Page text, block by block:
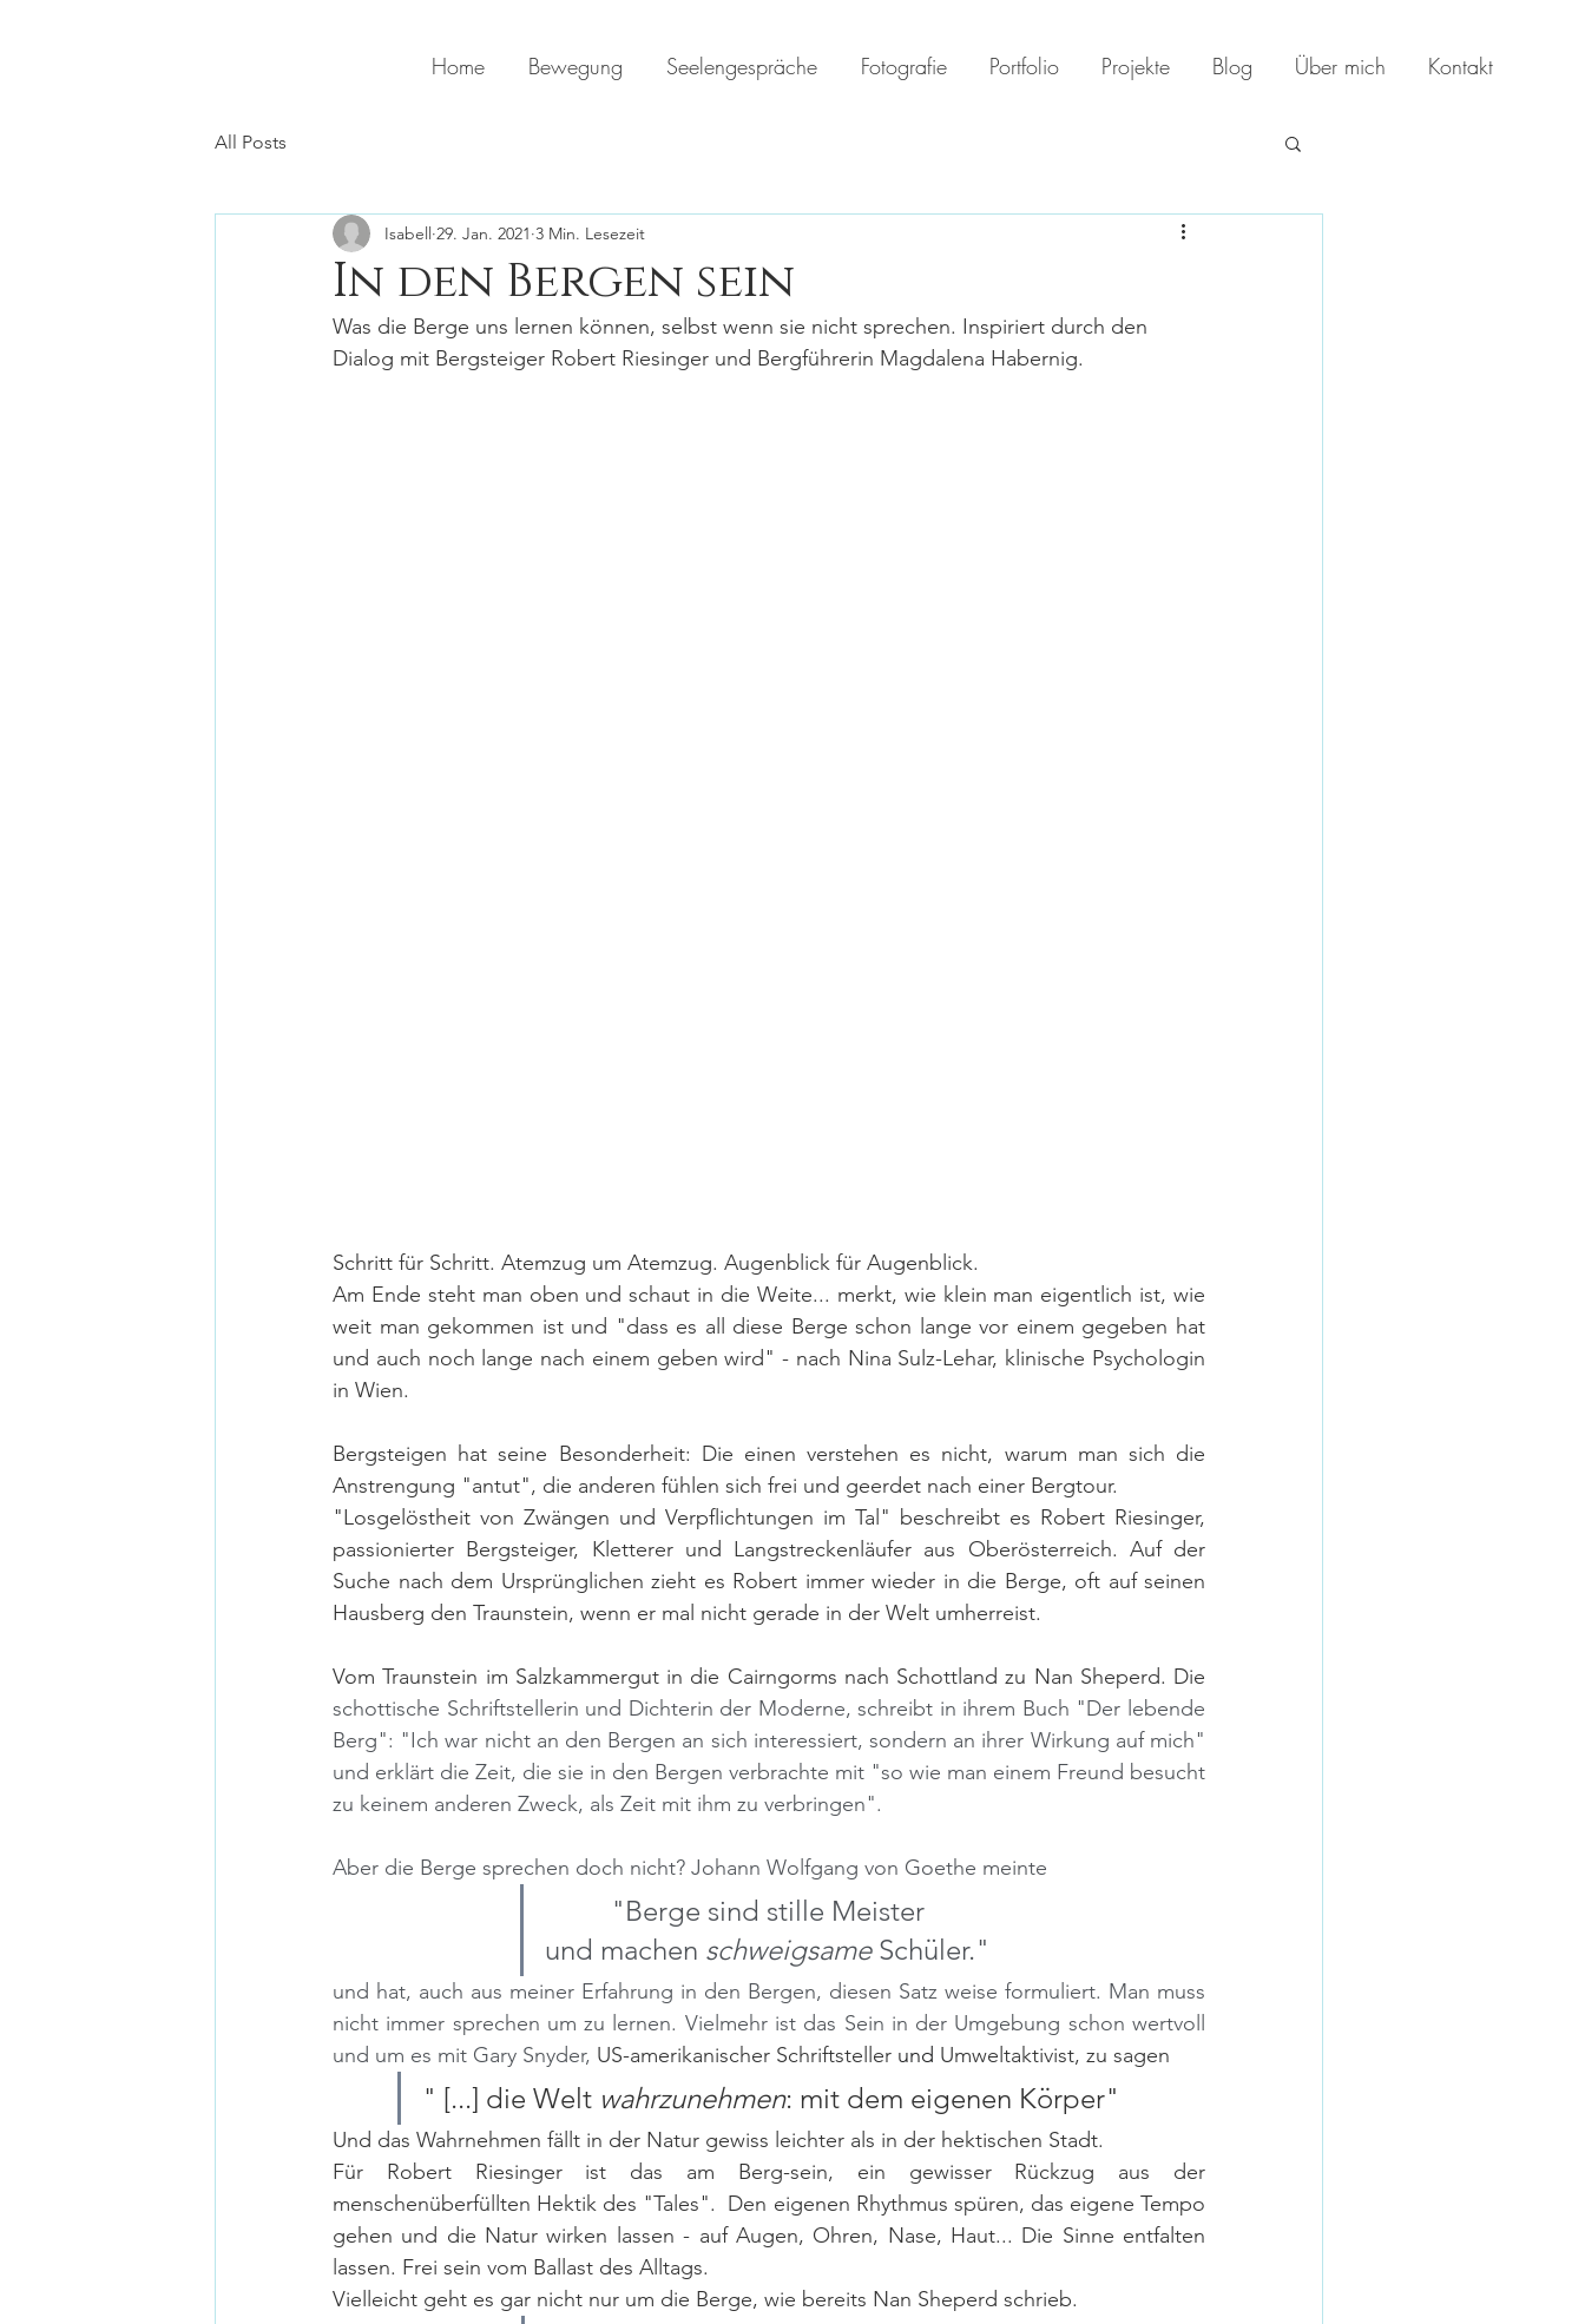
Home Bewegung Seelengespräche Fotografie Portfolio Projekte Blog Über mich Kontakt
All Posts
In den Bergen sein
Isabell 29. Jan. 2021 3 Min. Lesezeit
Was die Berge uns lernen können, selbst wenn sie nicht sprechen. Inspiriert durch den
Dialog mit Bergsteiger Robert Riesinger und Bergführerin Magdalena Habernig.
Schritt für Schritt. Atemzug um Atemzug. Augenblick für Augenblick.
Am Ende steht man oben und schaut in die Weite... merkt, wie klein man eigentlich ist, wie
weit man gekommen ist und "dass es all diese Berge schon lange vor einem gegeben hat
und auch noch lange nach einem geben wird" - nach Nina Sulz-Lehar, klinische Psychologin
in Wien.
Bergsteigen hat seine Besonderheit: Die einen verstehen es nicht, warum man sich die
Anstrengung "antut", die anderen fühlen sich frei und geerdet nach einer Bergtour.
"Losgelöstheit von Zwängen und Verpflichtungen im Tal" beschreibt es Robert Riesinger,
passionierter Bergsteiger, Kletterer und Langstreckenläufer aus Oberösterreich. Auf der
Suche nach dem Ursprünglichen zieht es Robert immer wieder in die Berge, oft auf seinen
Hausberg den Traunstein, wenn er mal nicht gerade in der Welt umherreist.
schottische Schriftstellerin und Dichterin der Moderne, schreibt in ihrem Buch "Der lebende
Berg": "Ich war nicht an den Bergen an sich interessiert, sondern an ihrer Wirkung auf mich"
und erklärt die Zeit, die sie in den Bergen verbrachte mit "so wie man einem Freund besucht
zu keinem anderen Zweck, als Zeit mit ihm zu verbringen".
Aber die Berge sprechen doch nicht? Johann Wolfgang von Goethe meinte
"Berge sind stille Meister
und machen schweigsame Schüler."
und hat, auch aus meiner Erfahrung in den Bergen, diesen Satz weise formuliert. Man muss
nicht immer sprechen um zu lernen. Vielmehr ist das Sein in der Umgebung schon wertvoll
und um es mit Gary Snyder, US-amerikanischer Schriftsteller und Umweltaktivist, zu sagen
" [...] die Welt wahrzunehmen: mit dem eigenen Körper"
Und das Wahrnehmen fällt in der Natur gewiss leichter als in der hektischen Stadt.
Für Robert Riesinger ist das am Berg-sein, ein gewisser Rückzug aus der
menschenüberfüllten Hektik des "Tales".  Den eigenen Rhythmus spüren, das eigene Tempo
gehen und die Natur wirken lassen - auf Augen, Ohren, Nase, Haut... Die Sinne entfalten
lassen. Frei sein vom Ballast des Alltags.
Vielleicht geht es gar nicht nur um die Berge, wie bereits Nan Sheperd schrieb.